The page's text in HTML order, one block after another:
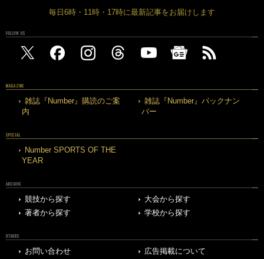
毎日6時・11時・17時に最新記事をお届けします
FOLLOW US
MAGAZINE
雑誌『Number』購読のご案
内
雑誌『Number』バックナン
バー
SPECIAL
Number SPORTS OF THE
YEAR
ARCHIVE
競技から探す
大会から探す
著者から探す
学校から探す
OTHERS
お問い合わせ
広告掲載について